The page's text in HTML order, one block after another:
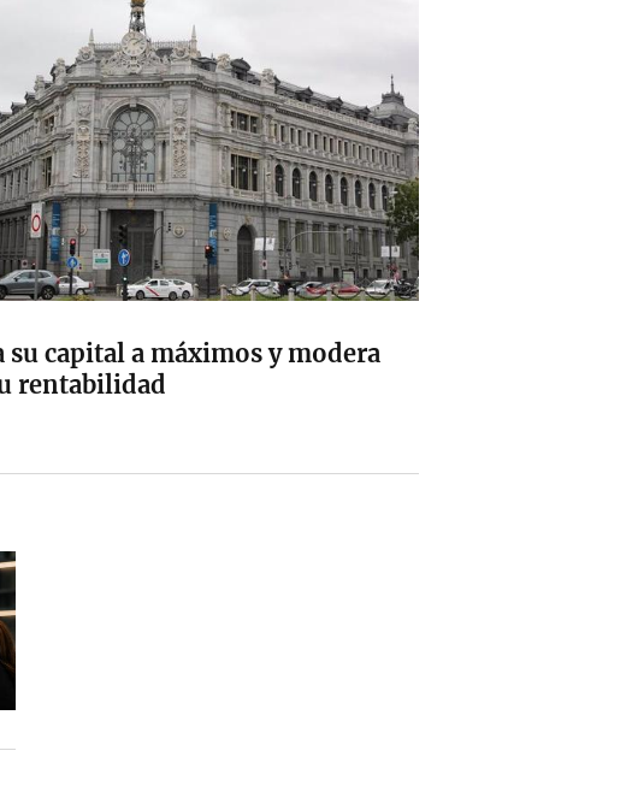
su capital a máximos y modera
rentabilidad